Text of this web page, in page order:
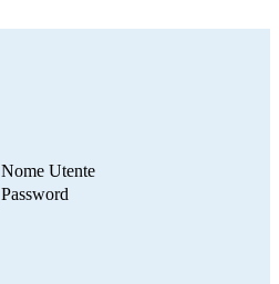
Nome Utente
Password